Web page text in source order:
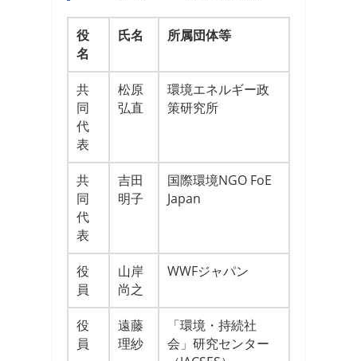
役
名
氏名 所属団体等
共
同
代
表
松原
弘直
環境エネルギー政
策研究所
共
同
代
表
吉田
明子
国際環境NGO FoE
Japan
役
員
山岸
尚之
WWFジャパン
役
員
遠藤
理紗
「環境・持続社
会」研究センター